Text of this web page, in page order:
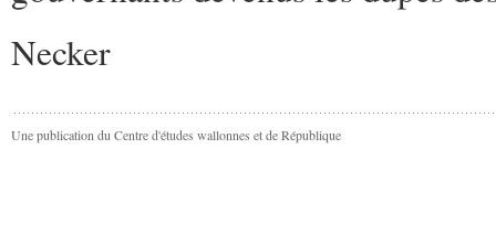
Necker
Une publication du Centre d'études wallonnes et de République